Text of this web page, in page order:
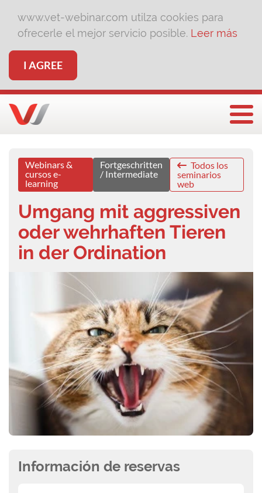
www.vet-webinar.com utilza cookies para
ofrecerle el mejor servicio posible. Leer más
I AGREE
Webinars &
cursos e-
learning
Fortgeschritten
/ Intermediate
Todos los
seminarios
web
Umgang mit aggressiven
oder wehrhaften Tieren
in der Ordination
Información de reservas